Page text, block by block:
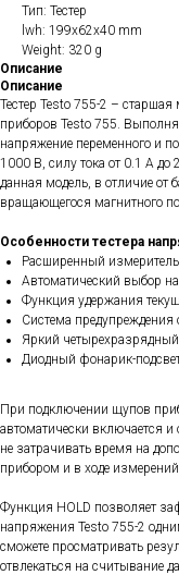
Тип: Тестер
lwh: 199x62x40 mm
Weight: 320 g
Описание
Описание
Тестер Testo 755-2 –
приборов Testo 755.
напряжение переменного и
1000 В, силу тока от 0.1 А
данная модель, в отличие от
вращающегося магнитного
Особенности тестера
Расширенный
Автоматический выбор
Функция удержания
Система
Яркий
Диодный фонарик-
При подключении щупов
автоматически включается
не затрачивать время на
прибором и в ходе
Функция HOLD позволяет
напряжения Testo 755-2
сможете просматривать
отвлекаться на считывание